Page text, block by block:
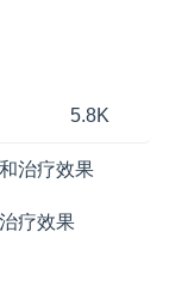
5.8K
疗效果